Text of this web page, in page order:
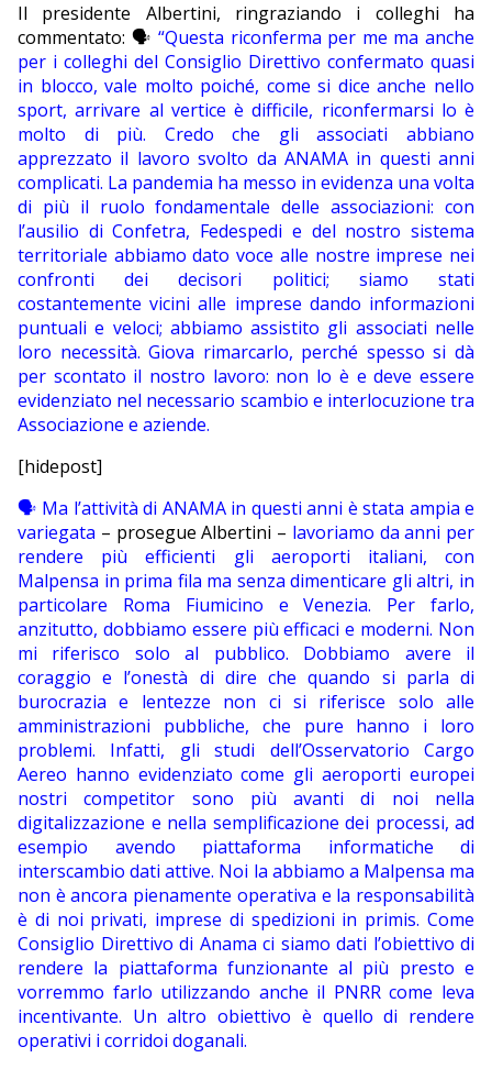
Il presidente Albertini, ringraziando i colleghi ha
commentato: 🗣 “Questa riconferma per me ma anche
per i colleghi del Consiglio Direttivo confermato quasi
in blocco, vale molto poiché, come si dice anche nello
sport, arrivare al vertice è difficile, riconfermarsi lo è
molto di più. Credo che gli associati abbiano
apprezzato il lavoro svolto da ANAMA in questi anni
complicati. La pandemia ha messo in evidenza una volta
di più il ruolo fondamentale delle associazioni: con
l’ausilio di Confetra, Fedespedi e del nostro sistema
territoriale abbiamo dato voce alle nostre imprese nei
confronti dei decisori politici; siamo stati
costantemente vicini alle imprese dando informazioni
puntuali e veloci; abbiamo assistito gli associati nelle
loro necessità. Giova rimarcarlo, perché spesso si dà
per scontato il nostro lavoro: non lo è e deve essere
evidenziato nel necessario scambio e interlocuzione tra
Associazione e aziende.
[hidepost]
🗣 Ma l’attività di ANAMA in questi anni è stata ampia e
variegata – prosegue Albertini – lavoriamo da anni per
rendere più efficienti gli aeroporti italiani, con
Malpensa in prima fila ma senza dimenticare gli altri, in
particolare Roma Fiumicino e Venezia. Per farlo,
anzitutto, dobbiamo essere più efficaci e moderni. Non
mi riferisco solo al pubblico. Dobbiamo avere il
coraggio e l’onestà di dire che quando si parla di
burocrazia e lentezze non ci si riferisce solo alle
amministrazioni pubbliche, che pure hanno i loro
problemi. Infatti, gli studi dell’Osservatorio Cargo
Aereo hanno evidenziato come gli aeroporti europei
nostri competitor sono più avanti di noi nella
digitalizzazione e nella semplificazione dei processi, ad
esempio avendo piattaforma informatiche di
interscambio dati attive. Noi la abbiamo a Malpensa ma
non è ancora pienamente operativa e la responsabilità
è di noi privati, imprese di spedizioni in primis. Come
Consiglio Direttivo di Anama ci siamo dati l’obiettivo di
rendere la piattaforma funzionante al più presto e
vorremmo farlo utilizzando anche il PNRR come leva
incentivante. Un altro obiettivo è quello di rendere
operativi i corridoi doganali.